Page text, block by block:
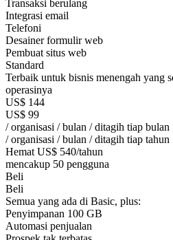
Transaksi berulang
Integrasi email
Telefoni
Desainer formulir web
Pembuat situs web
Standard
Terbaik untuk bisnis menengah yang
operasinya
US$ 144
US$ 99
/ organisasi / bulan / ditagih tiap bulan
/ organisasi / bulan / ditagih tiap tahun
Hemat US$ 540/tahun
mencakup 50 pengguna
Beli
Beli
Semua yang ada di Basic, plus:
Penyimpanan 100 GB
Automasi penjualan